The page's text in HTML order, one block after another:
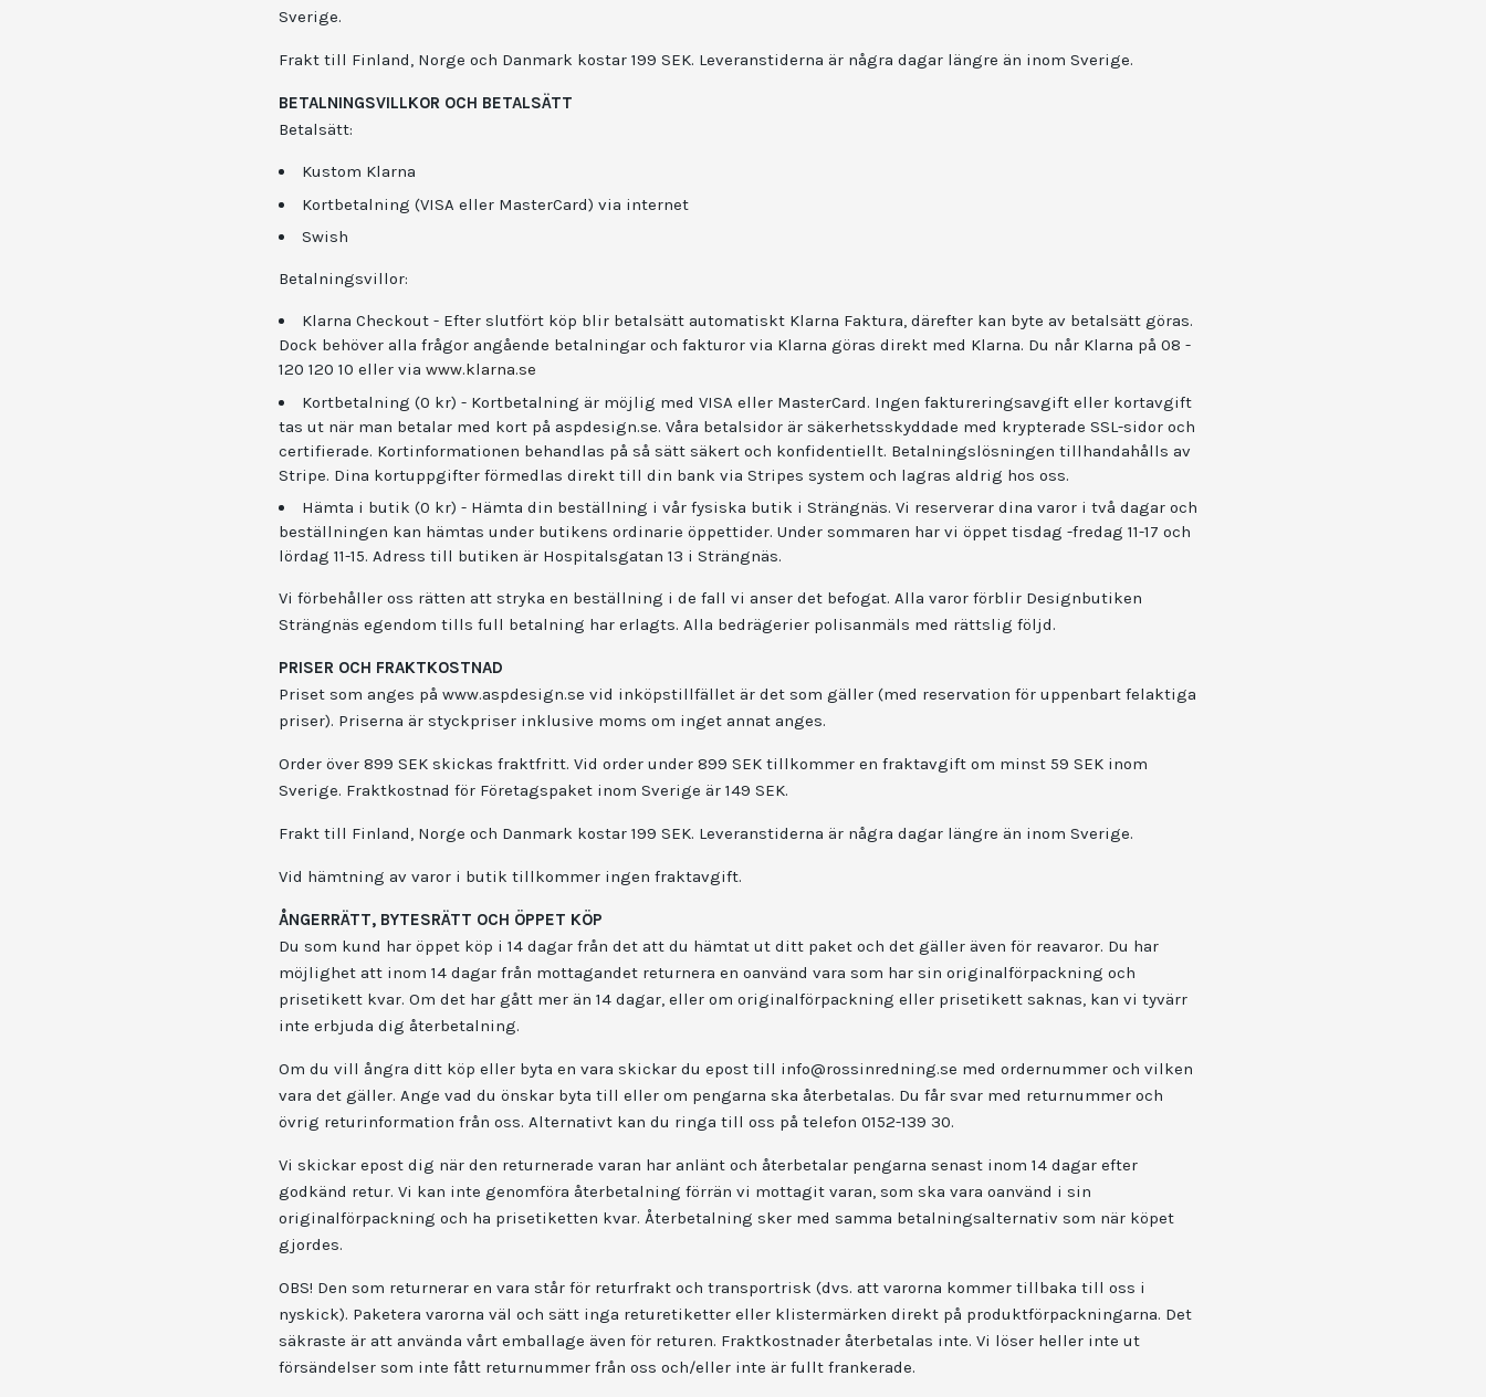
Sverige.
Frakt till Finland, Norge och Danmark kostar 199 SEK. Leveranstiderna är några dagar längre än inom Sverige.
BETALNINGSVILLKOR OCH BETALSÄTT
Betalsätt:
Kustom Klarna
Kortbetalning (VISA eller MasterCard) via internet
Swish
Betalningsvillor:
Klarna Checkout - Efter slutfört köp blir betalsätt automatiskt Klarna Faktura, därefter kan byte av betalsätt göras.
Dock behöver alla frågor angående betalningar och fakturor via Klarna göras direkt med Klarna. Du når Klarna på 08 -
120 120 10 eller via www.klarna.se
Kortbetalning (0 kr) - Kortbetalning är möjlig med VISA eller MasterCard. Ingen faktureringsavgift eller kortavgift
tas ut när man betalar med kort på aspdesign.se. Våra betalsidor är säkerhetsskyddade med krypterade SSL-sidor och
certifierade. Kortinformationen behandlas på så sätt säkert och konfidentiellt. Betalningslösningen tillhandahålls av
Stripe. Dina kortuppgifter förmedlas direkt till din bank via Stripes system och lagras aldrig hos oss.
Hämta i butik (0 kr) - Hämta din beställning i vår fysiska butik i Strängnäs. Vi reserverar dina varor i två dagar och
beställningen kan hämtas under butikens ordinarie öppettider. Under sommaren har vi öppet tisdag -fredag 11-17 och
lördag 11-15. Adress till butiken är Hospitalsgatan 13 i Strängnäs.
Vi förbehåller oss rätten att stryka en beställning i de fall vi anser det befogat. Alla varor förblir Designbutiken
Strängnäs egendom tills full betalning har erlagts. Alla bedrägerier polisanmäls med rättslig följd.
PRISER OCH FRAKTKOSTNAD
Priset som anges på www.aspdesign.se vid inköpstillfället är det som gäller (med reservation för uppenbart felaktiga
priser). Priserna är styckpriser inklusive moms om inget annat anges.
Order över 899 SEK skickas fraktfritt. Vid order under 899 SEK tillkommer en fraktavgift om minst 59 SEK inom
Sverige. Fraktkostnad för Företagspaket inom Sverige är 149 SEK.
Frakt till Finland, Norge och Danmark kostar 199 SEK. Leveranstiderna är några dagar längre än inom Sverige.
Vid hämtning av varor i butik tillkommer ingen fraktavgift.
ÅNGERRÄTT, BYTESRÄTT OCH ÖPPET KÖP
Du som kund har öppet köp i 14 dagar från det att du hämtat ut ditt paket och det gäller även för reavaror. Du har
möjlighet att inom 14 dagar från mottagandet returnera en oanvänd vara som har sin originalförpackning och
prisetikett kvar. Om det har gått mer än 14 dagar, eller om originalförpackning eller prisetikett saknas, kan vi tyvärr
inte erbjuda dig återbetalning.
Om du vill ångra ditt köp eller byta en vara skickar du epost till info@rossinredning.se med ordernummer och vilken
vara det gäller. Ange vad du önskar byta till eller om pengarna ska återbetalas. Du får svar med returnummer och
övrig returinformation från oss. Alternativt kan du ringa till oss på telefon 0152-139 30.
Vi skickar epost dig när den returnerade varan har anlänt och återbetalar pengarna senast inom 14 dagar efter
godkänd retur. Vi kan inte genomföra återbetalning förrän vi mottagit varan, som ska vara oanvänd i sin
originalförpackning och ha prisetiketten kvar. Återbetalning sker med samma betalningsalternativ som när köpet
gjordes.
OBS! Den som returnerar en vara står för returfrakt och transportrisk (dvs. att varorna kommer tillbaka till oss i
nyskick). Paketera varorna väl och sätt inga returetiketter eller klistermärken direkt på produktförpackningarna. Det
säkraste är att använda vårt emballage även för returen. Fraktkostnader återbetalas inte. Vi löser heller inte ut
försändelser som inte fått returnummer från oss och/eller inte är fullt frankerade.